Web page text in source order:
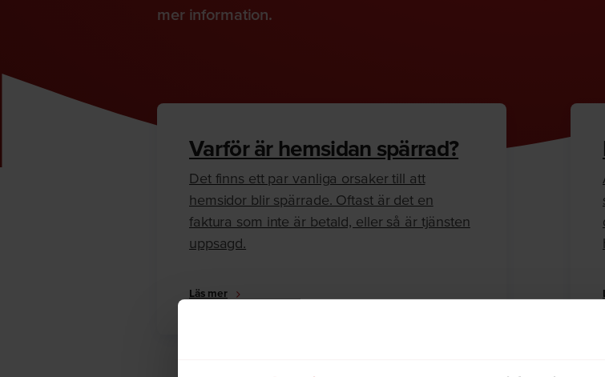
mer information.
Varför är hemsidan spärrad?
Det finns ett par vanliga orsaker till att
hemsidor blir spärrade. Oftast är det en
faktura som inte är betald, eller så är tjänsten
uppsagd.
Läs mer